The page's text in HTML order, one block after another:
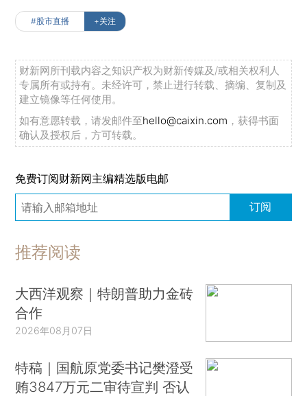
#股市直播 +关注
财新网所刊载内容之知识产权为财新传媒及/或相关权利人
专属所有或持有。未经许可，禁止进行转载、摘编、复制及
建立镜像等任何使用。
如有意愿转载，请发邮件至hello@caixin.com ，获得书面
确认及授权后，方可转载。
免费订阅财新网主编精选版电邮
订阅
推荐阅读
大西洋观察｜特朗普助力金砖
合作
2026年08月07日
特稿｜国航原党委书记樊澄受
贿3847万元二审待宣判 否认